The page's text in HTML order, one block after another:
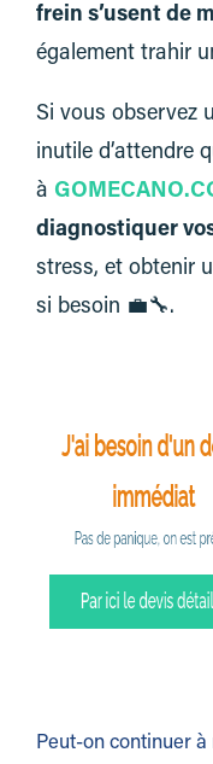
frein s’usent de
également trahir
Si vous observez
inutile d’attendre
à
diagnostiquer
stress, et obtenir
si besoin 💼🔧.
Peut-on continuer